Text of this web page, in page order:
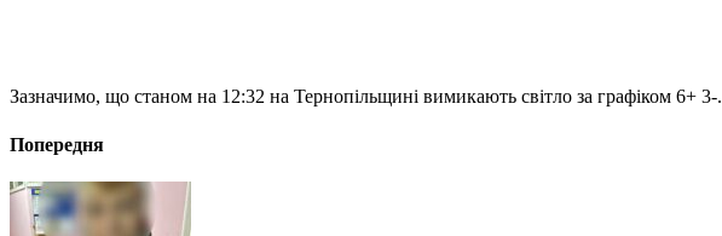
Зазначимо, що станом на 12:32 на Тернопільщині вимикають світло за графіком 6+ 3-.
Попередня